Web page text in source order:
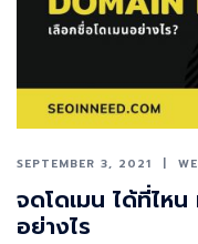
SEPTEMBER 3, 2021
จดโดเมน ได้ที่ไหน
อย่างไร